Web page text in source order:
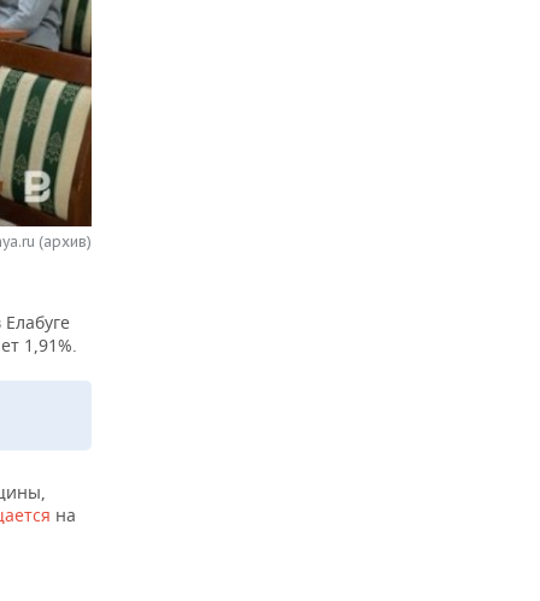
(архив)
1,91%.
на